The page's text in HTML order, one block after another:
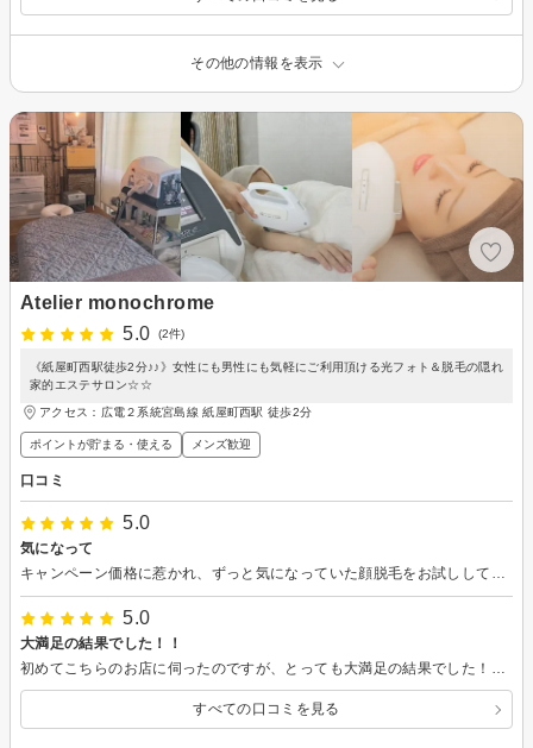
その他の情報を表示
Atelier monochrome
5.0
(2件)
《紙屋町西駅徒歩2分♪♪》女性にも男性にも気軽にご利用頂ける光フォト＆脱毛の隠れ
家的エステサロン☆☆
アクセス：広電２系統宮島線 紙屋町西駅 徒歩2分
ポイントが貯まる・使える メンズ歓迎
口コミ
5.0
気になって
キャンペーン価格に惹かれ、ずっと気になっていた顔脱毛をお試ししてみました。 ヘアサロンの奥がエステの小部屋になっていて、隠れ家みたいですごかったです。 スタッフさんも気さくで気になっていることや不安なことはちゃんとお話できて良かったです。 施術もあっという間に終わったのでびっくりしました。肌に良い脱毛器とのことで、安心して受けられて良かったです。 これなら面倒にならずに通えそうなので、継続していくことにしました。 ありがとうございます。
5.0
大満足の結果でした！！
初めてこちらのお店に伺ったのですが、とっても大満足の結果でした！！ 気になっていたフェイスラインのたるみやほうれい線が、詐術後かなりスッキリしていて鏡を見てびっくり！ いつも気になっていた部分だったので、悩みが解消してうれしかったです。 お肌もトーンアップしてキレイになりました！ スタッフの方にお肌のお手入れ方法についていろいろ教えていただいたので、実践してみようと思います！ 次回の詐術も楽しみにしています。よろしくお願いします。
すべての口コミを見る